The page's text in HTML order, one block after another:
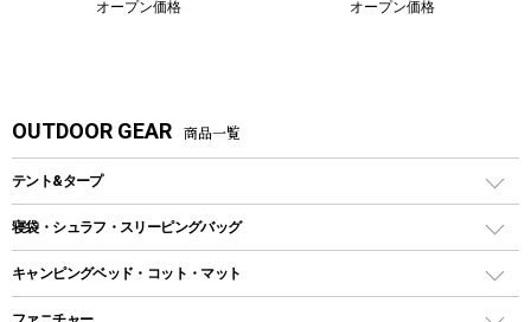
オープン価格
オープン価格
OUTDOOR GEAR 商品一覧
テント&タープ
テント
ツールームテント
寝袋・シュラフ・スリーピングバッグ
レクタングラー型（封筒型）シュラフ
キャンピングベッド・コット・マット
キャンピングベッド・コット